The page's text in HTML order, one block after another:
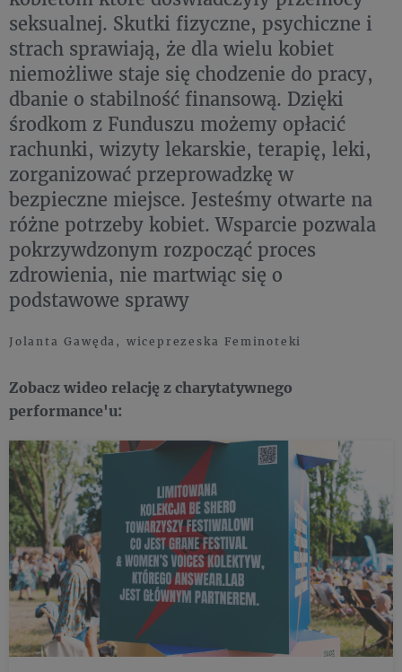
seksualnej. Skutki fizyczne, psychiczne i
strach sprawiają, że dla wielu kobiet
niemożliwe staje się chodzenie do pracy,
dbanie o stabilność finansową. Dzięki
środkom z Funduszu możemy opłacić
rachunki, wizyty lekarskie, terapię, leki,
zorganizować przeprowadzkę w
bezpieczne miejsce. Jesteśmy otwarte na
różne potrzeby kobiet. Wsparcie pozwala
pokrzywdzonym rozpocząć proces
zdrowienia, nie martwiąc się o
podstawowe sprawy
Jolanta Gawęda, wiceprezeska Feminoteki
Zobacz wideo relację z charytatywnego
performance'u: